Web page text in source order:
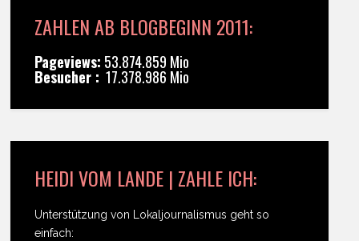
ZAHLEN AB BLOGBEGINN 2011:
Pageviews: 53.874.859 Mio
Besucher : 17.378.986 Mio
HEIDI VOM LANDE | ZAHLE ICH:
Unterstützung von Lokaljournalismus geht so
einfach: